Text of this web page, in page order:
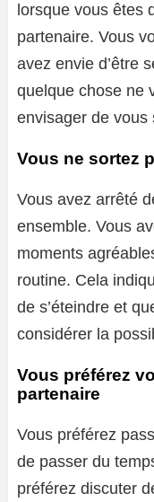
lorsque vous êtes
partenaire. Vous
avez envie d’être
quelque chose ne
envisager de vous
Vous ne sortez
Vous avez arrêté
ensemble. Vous
moments
routine. Cela
de s’éteindre et
considérer la
Vous préférez
partenaire
Vous préférez
de passer du
préférez discuter